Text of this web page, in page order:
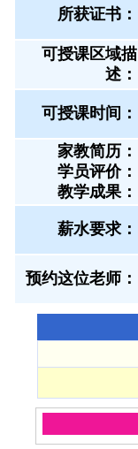
所获证书 ：
可授课区域描
述：
可授课时间：
家教简历：
学员评价：
教学成果：
薪水要求：
预约这位老师：